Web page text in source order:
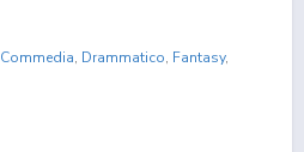
Commedia, Drammatico, Fantasy,